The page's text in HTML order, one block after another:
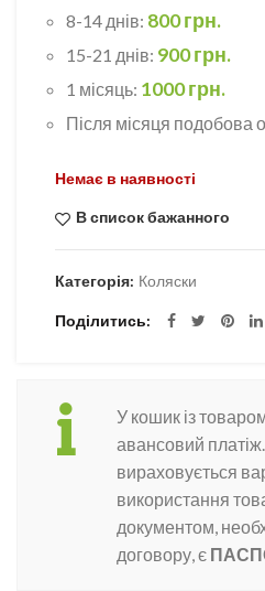
8-14 днів: 800 грн.
15-21 днів: 900 грн.
1 місяць: 1000 грн.
Після місяця подобова
Немає в наявності
В список бажанного
Категорія: Коляски
Поділитись
У кошик із
авансовий
вираховується
використання
документом,
договору, є